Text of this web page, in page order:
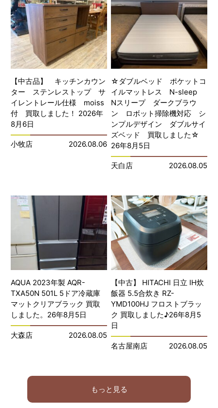
【中古品】 キッチンカウン
ター ステンレストップ サ
イレントレール仕様 moiss
付 買取しました！ 2026年
8月6日
小牧店 2026.08.06
☆ダブルベッド ポケットコ
イルマットレス N-sleep
Nスリープ ダークブラウ
ン ロボット掃除機対応 シ
ンプルデザイン ダブルサイ
ズベッド 買取しました☆
26年8月5日
天白店 2026.08.05
AQUA 2023年製 AQR-
TXA50N 501L 5ドア冷蔵庫
マットクリアブラック 買取
しました。26年8月5日
大森店 2026.08.05
【中古】 HITACHI 日立 IH炊
飯器 5.5合炊き RZ-
YMD100HJ フロストブラッ
ク 買取しました♪26年8月5
日
名古屋南店 2026.08.05
もっと見る